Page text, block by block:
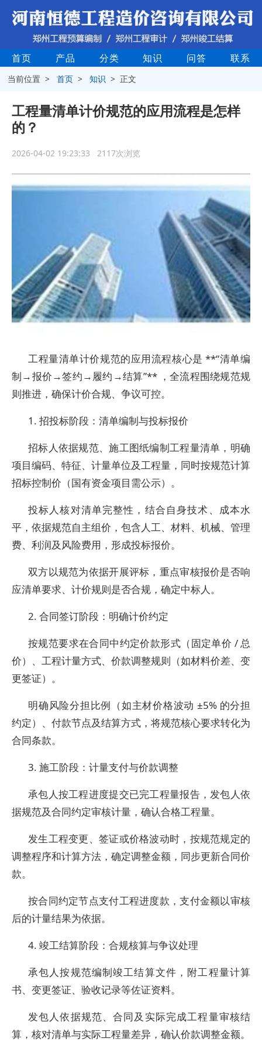
首页 产品 分类 知识 问答 联系
当前位置 >首页 >知识 > 正文
工程量清单计价规范的应用流程是怎样
的？
2026-04-02 19:23:33 2117次浏览
工程量清单计价规范的应用流程核心是 **“清单编
制→报价→签约→履约→结算”** ，全流程围绕规范规
则推进，确保计价合规、争议可控。
1. 招投标阶段：清单编制与投标报价
招标人依据规范、施工图纸编制工程量清单，明确
项目编码、特征、计量单位及工程量，同时按规范计算
招标控制价（国有资金项目需公示）。
投标人核对清单完整性，结合自身技术、成本水
平，依据规范自主组价，包含人工、材料、机械、管理
费、利润及风险费用，形成投标报价。
双方以规范为依据开展评标，重点审核报价是否响
应清单要求、计价规则是否合规，确定中标人。
2. 合同签订阶段：明确计价约定
按规范要求在合同中约定价款形式（固定单价 / 总
价）、工程计量方式、价款调整规则（如材料价差、变
更签证）。
明确风险分担比例（如主材价格波动 ±5% 的分担
约定）、付款节点及结算方式，将规范核心要求转化为
合同条款。
3. 施工阶段：计量支付与价款调整
承包人按工程进度提交已完工程量报告，发包人依
据规范及合同约定审核计量，确认合格工程量。
发生工程变更、签证或价格波动时，按规范规定的
调整程序和计算方法，确定调整金额，同步更新合同价
款。
按合同约定节点支付工程进度款，支付金额以审核
后的计量结果为依据。
4. 竣工结算阶段：合规核算与争议处理
承包人按规范编制竣工结算文件，附工程量计算
书、变更签证、验收记录等佐证资料。
发包人依据规范、合同及实际完成工程量审核结
算，核对清单与实际工程量差异，确认价款调整金额。